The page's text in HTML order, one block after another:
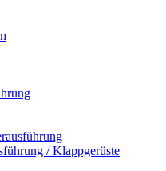
/ Klappgerüste